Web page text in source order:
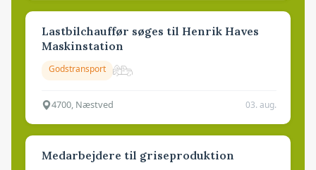
Lastbilchauffør søges til Henrik Haves
Maskinstation
Godstransport
4700, Næstved 03. aug.
Medarbejdere til griseproduktion